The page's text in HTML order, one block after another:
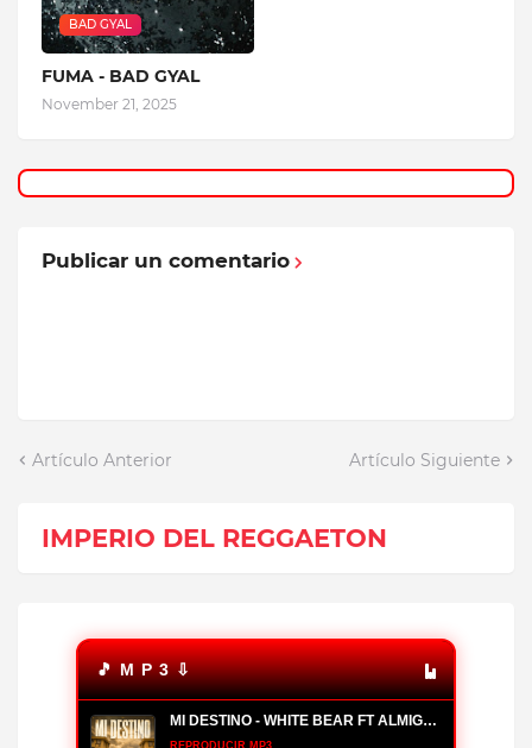
BAD GYAL
FUMA - BAD GYAL
November 21, 2025
Publicar un comentario
Artículo Anterior Artículo Siguiente
IMPERIO DEL REGGAETON
🎵 M P 3 ⇩
MI DESTINO - WHITE BEAR FT ALMIGHTY, YOMO